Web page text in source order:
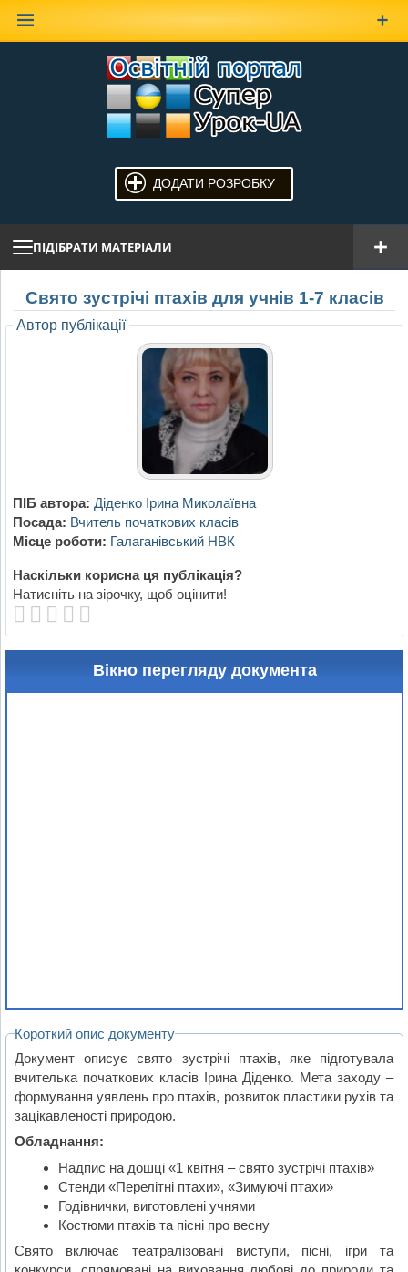
ДОДАТИ РОЗРОБКУ
ПІДІБРАТИ МАТЕРІАЛИ
Свято зустрічі птахів для учнів 1-7 класів
Автор публікації
ПІБ автора: Діденко Ірина Миколаївна
Посада: Вчитель початкових класів
Місце роботи: Галаганівський НВК
Наскільки корисна ця публікація?
Натисніть на зірочку, щоб оцінити!
Вікно перегляду документа
Короткий опис документу
Документ описує свято зустрічі птахів, яке підготувала
вчителька початкових класів Ірина Діденко. Мета заходу –
формування уявлень про птахів, розвиток пластики рухів та
зацікавленості природою.
Обладнання:
Надпис на дошці «1 квітня – свято зустрічі птахів»
Стенди «Перелітні птахи», «Зимуючі птахи»
Годівнички, виготовлені учнями
Костюми птахів та пісні про весну
Свято включає театралізовані виступи, пісні, ігри та